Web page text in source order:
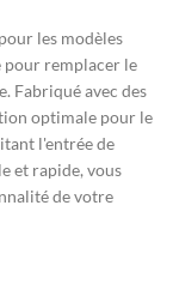
les modèles
remplacer le
Fabriqué avec des
optimale pour le
l'entrée de
et rapide, vous
de votre